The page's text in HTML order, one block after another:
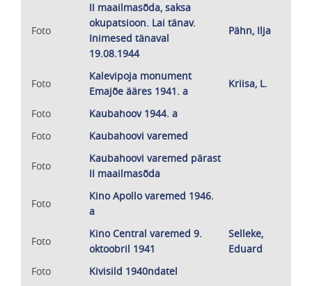
Foto
II maailmasõda, saksa
okupatsioon. Lai tänav.
Inimesed tänaval
19.08.1944
Pähn, Ilja
Foto
Kalevipoja monument
Emajõe ääres 1941. a
Kriisa, L.
Foto
Kaubahoov 1944. a
Foto
Kaubahoovi varemed
Foto
Kaubahoovi varemed pärast
II maailmasõda
Foto
Kino Apollo varemed 1946.
a
Foto
Kino Central varemed 9.
oktoobril 1941
Selleke,
Eduard
Foto
Kivisild 1940ndatel